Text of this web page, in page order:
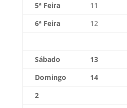
5ª Feira
11
6ª Feira
12
Sábado 13
Domingo
14
2